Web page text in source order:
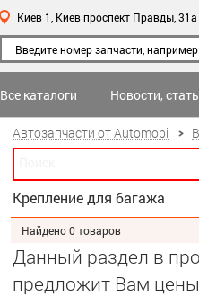
Киев 1, Киевпроспект Правды, 31а
Все каталоги Новости,
Автозапчасти от Automobi
Крепление для багажа
Найдено 0 товаров
Данный раздел в
предложит Вам